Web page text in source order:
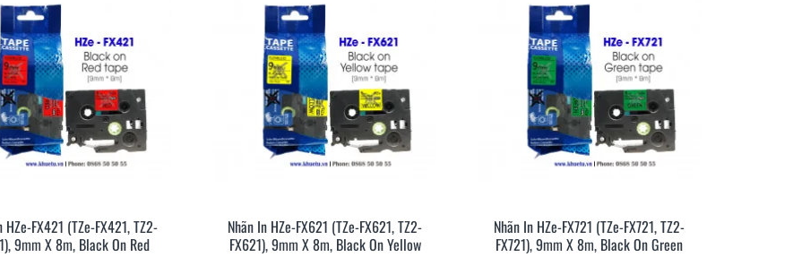
co nhiệt HZSE
đúng chuẩn
2026
So sánh Brother PT-E300VP
15/01/2026
Đọc thêm
Hướng dẫn lựa chọn nhãn in
phù hợp cho máy AIMO
LM2800
263
Đọc thêm
Nhãn AIMO LT-110H
201
08/01/2026
Đọc thêm
Xem Nhanh
HZe-FX421 (TZe-FX421, TZ2-
9mm X 8m, Black On Red
Xem Nhanh
Nhãn In HZe-FX621 (TZe-FX621, TZ2-
FX621), 9mm X 8m, Black On Yellow
Xem Nhanh
Nhãn In HZe-FX721 (TZe-FX721, TZ2-
FX721), 9mm X 8m, Black On Green